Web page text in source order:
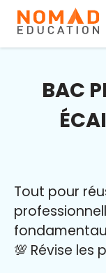
BAC
Tout pour
💯 Révise les